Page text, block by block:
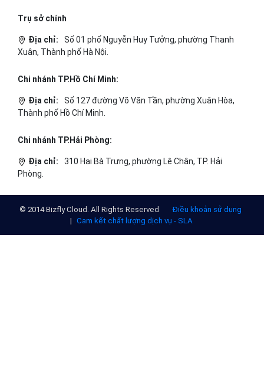
Trụ sở chính
Địa chỉ:
Số 01 phố Nguyễn Huy Tưởng, phường Thanh
Xuân, Thành phố Hà Nội.
Chi nhánh TP.Hồ Chí Minh:
Địa chỉ:
Số 127 đường Võ Văn Tần, phường Xuân Hòa,
Thành phố Hồ Chí Minh.
Chi nhánh TP.Hải Phòng:
Địa chỉ:
310 Hai Bà Trưng, phường Lê Chân, TP. Hải
Phòng.
© 2014 Bizfly Cloud. All Rights Reserved
Điều khoản sử dụng
| Cam kết chất lượng dịch vụ - SLA